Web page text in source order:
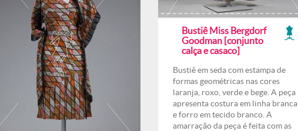
Bustiê Miss Bergdorf
Goodman [conjunto
calça e casaco]
Bustiê em seda com estampa de
formas geométricas nas cores
laranja, roxo, verde e bege. A peça
apresenta costura em linha branca
e forro em tecido branco. A
amarração da peça é feita com as